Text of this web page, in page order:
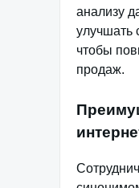
анализу
улучшать
чтобы
продаж.